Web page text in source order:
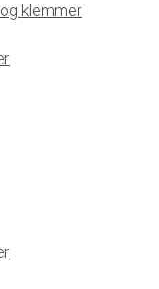
klemmer